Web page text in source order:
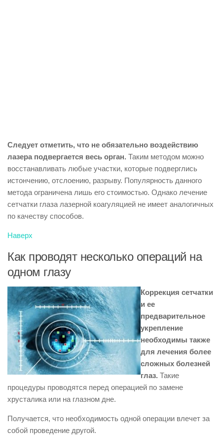
Следует отметить, что не обязательно воздействию
лазера подвергается весь орган. Таким методом можно
восстанавливать любые участки, которые подверглись
истончению, отслоению, разрыву. Популярность данного
метода ограничена лишь его стоимостью. Однако лечение
сетчатки глаза лазерной коагуляцией не имеет аналогичных
по качеству способов.
Наверх
Как проводят несколько операций на
одном глазу
Коррекция сетчатки
и ее
предварительное
укрепление
необходимы также
для лечения более
сложных болезней
глаз. Такие
процедуры проводятся перед операцией по замене
хрусталика или на глазном дне.
Получается, что необходимость одной операции влечет за
собой проведение другой.